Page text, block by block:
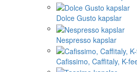
Dolce Gusto kapslar
Nespresso kapslar
Cafissimo, Caffitaly, K-